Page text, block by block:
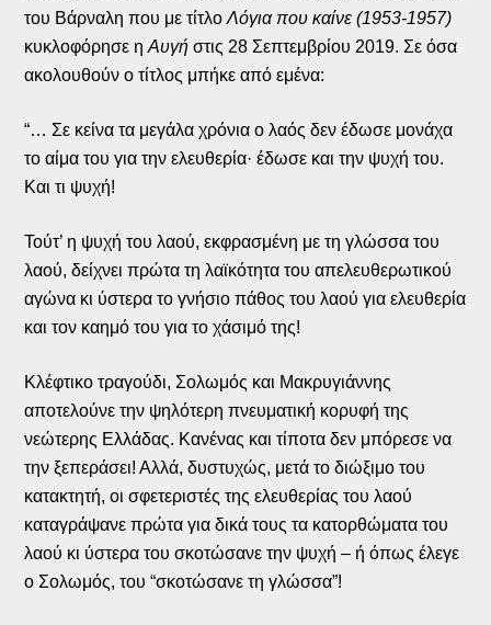
του Βάρναλη που με τίτλοΛόγια που καίνε (1953-1957)
κυκλοφόρησε ηΑυγήστις 28 Σεπτεμβρίου 2019. Σε όσα
ακολουθούν ο τίτλος μπήκε από εμένα:
“… Σε κείνα τα μεγάλα χρόνια ο λαός δεν έδωσε μονάχα
το αίμα του για την ελευθερία· έδωσε και την ψυχή του.
Και τι ψυχή!
Τούτ’ η ψυχή του λαού, εκφρασμένη με τη γλώσσα του
λαού, δείχνει πρώτα τη λαϊκότητα του απελευθερωτικού
αγώνα κι ύστερα το γνήσιο πάθος του λαού για ελευθερία
και τον καημό του για το χάσιμό της!
Κλέφτικο τραγούδι, Σολωμός και Μακρυγιάννης
αποτελούνε την ψηλότερη πνευματική κορυφή της
νεώτερης Ελλάδας. Κανένας και τίποτα δεν μπόρεσε να
την ξεπεράσει! Αλλά, δυστυχώς, μετά το διώξιμο του
κατακτητή, οι σφετεριστές της ελευθερίας του λαού
καταγράψανε πρώτα για δικά τους τα κατορθώματα του
λαού κι ύστερα του σκοτώσανε την ψυχή – ή όπως έλεγε
ο Σολωμός, του “σκοτώσανε τη γλώσσα”!